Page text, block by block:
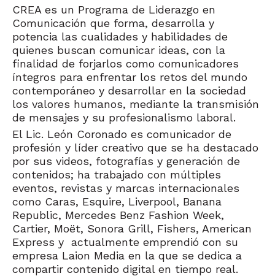
CREA es un Programa de Liderazgo en
Comunicación que forma, desarrolla y
potencia las cualidades y habilidades de
quienes buscan comunicar ideas, con la
finalidad de forjarlos como comunicadores
íntegros para enfrentar los retos del mundo
contemporáneo y desarrollar en la sociedad
los valores humanos, mediante la transmisión
de mensajes y su profesionalismo laboral.
El Lic. León Coronado es comunicador de
profesión y líder creativo que se ha destacado
por sus videos, fotografías y generación de
contenidos; ha trabajado con múltiples
eventos, revistas y marcas internacionales
como Caras, Esquire, Liverpool, Banana
Republic, Mercedes Benz Fashion Week,
Cartier, Moët, Sonora Grill, Fishers, American
Express y actualmente emprendió con su
empresa Laion Media en la que se dedica a
compartir contenido digital en tiempo real.